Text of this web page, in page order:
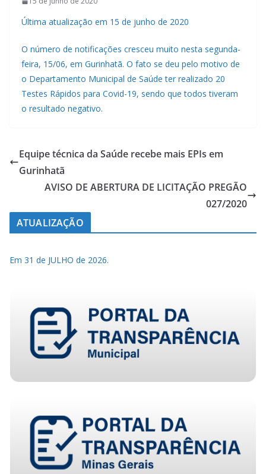
Última atualização em 15 de junho de 2020
O número de notificações cresceu muito nesta segunda-
feira, 15/06, em Gurinhatã. O fato se deu pelo motivo de
o Departamento Municipal de Saúde ter realizado 20
Testes Rápidos para Covid-19, sendo que todos tiveram
o resultado negativo.
Equipe técnica da Saúde recebe mais EPIs em
Gurinhatã
AVISO DE ABERTURA DE LICITAÇÃO PREGÃO
027/2020
ATUALIZAÇÃO
Em 31 de JULHO de 2026.